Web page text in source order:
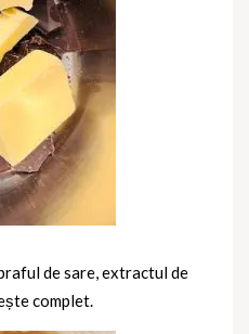
de sare, extractul de
complet.